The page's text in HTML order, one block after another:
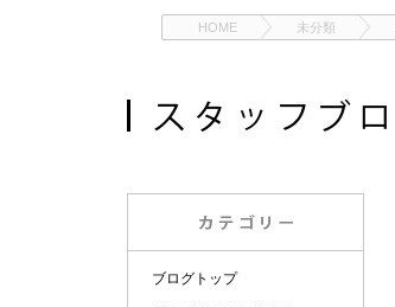
HOME 未分類
ブログトップ